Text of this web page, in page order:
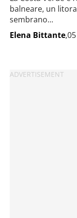
balneare, un
sembrano...
Elena Bittante